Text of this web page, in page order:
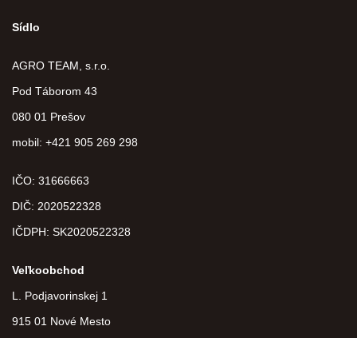
Sídlo
AGRO TEAM, s.r.o.
Pod Táborom 43
080 01 Prešov
mobil: +421 905 269 298
IČO: 31666663
DIČ: 2020522328
IČDPH: SK2020522328
Veľkoobchod
L. Podjavorinskej 1
915 01 Nové Mesto